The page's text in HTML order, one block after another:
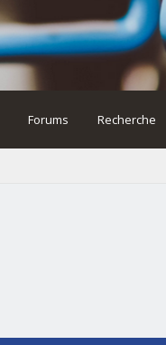
Forums Recherche